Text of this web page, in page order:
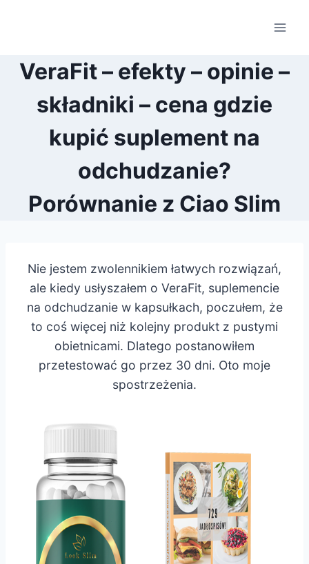
VeraFit – efekty – opinie –
składniki – cena gdzie
kupić suplement na
odchudzanie?
Porównanie z Ciao Slim
Nie jestem zwolennikiem łatwych rozwiązań,
ale kiedy usłyszałem o VeraFit, suplemencie
na odchudzanie w kapsułkach, poczułem, że
to coś więcej niż kolejny produkt z pustymi
obietnicami. Dlatego postanowiłem
przetestować go przez 30 dni. Oto moje
spostrzeżenia.